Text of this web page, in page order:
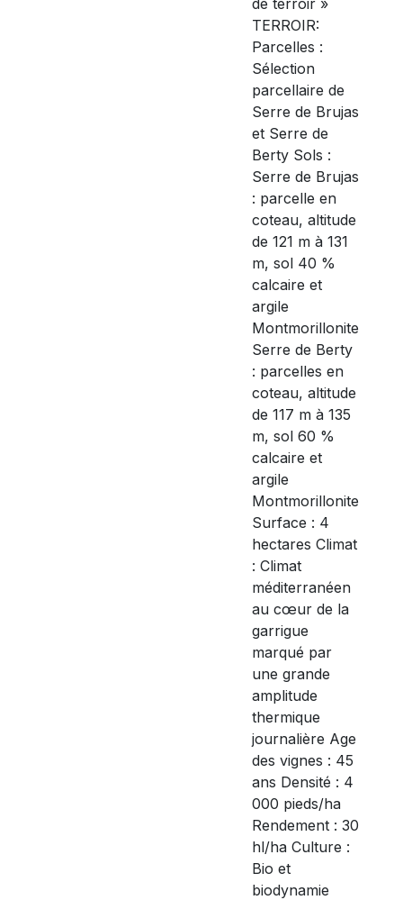
TERROIR:
Parcelles :
Sélection
parcellaire de
Serre de Brujas
et Serre de
Berty Sols :
Serre de Brujas
: parcelle en
coteau, altitude
de 121 m à 131
m, sol 40 %
calcaire et
argile
Montmorillonite
Serre de Berty
: parcelles en
coteau, altitude
de 117 m à 135
m, sol 60 %
calcaire et
argile
Montmorillonite
Surface : 4
hectares Climat
: Climat
méditerranéen
au cœur de la
garrigue
marqué par
une grande
amplitude
thermique
journalière Age
des vignes : 45
ans Densité : 4
000 pieds/ha
Rendement : 30
hl/ha Culture :
Bio et
biodynamie